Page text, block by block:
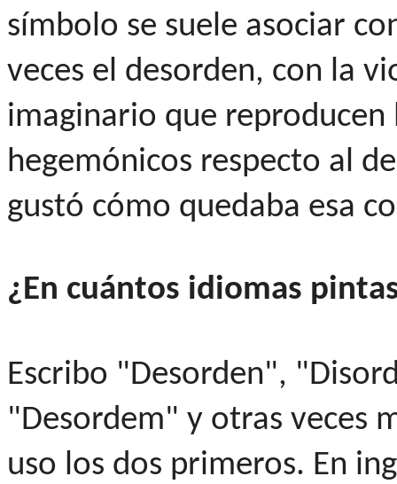
símbolo se suele asociar
veces el desorden, con la
imaginario que
hegemónicos respecto al
gustó cómo quedaba esa
¿En cuántos idiomas
Escribo "Desorden",
"Desordem" y otras veces
uso los dos primeros. En